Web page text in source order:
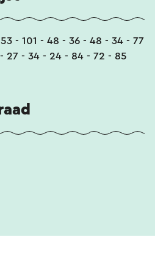
- 101 - 48 - 36 - 48 - 34 - 77
27 - 34 - 24 - 84 - 72 - 85